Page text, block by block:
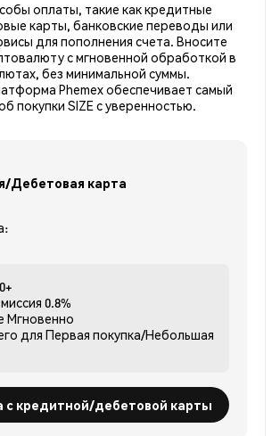
оплаты, такие как кредитные
карты, банковские переводы или
для пополнения счета. Вносите
с мгновенной обработкой в
без минимальной суммы.
Phemex обеспечивает самый
покупки SIZE с уверенностью.
Дебетовая карта
0.8%
Мгновенно
для Первая покупка/Небольшая
с кредитной/дебетовой карты